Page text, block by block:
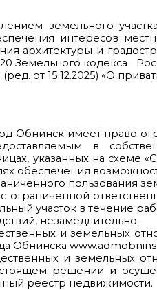
земельного
интересов
архитектуры и
Земельного кодекса
(ред. от 15.12.2025) «О
Обнинск имеет право
в
указанных на схеме
обеспечения
пользования
ограниченной
участок в течение
незамедлительно.
и земельных
Обнинска
и земельных
решении и
реестр недвижимости.